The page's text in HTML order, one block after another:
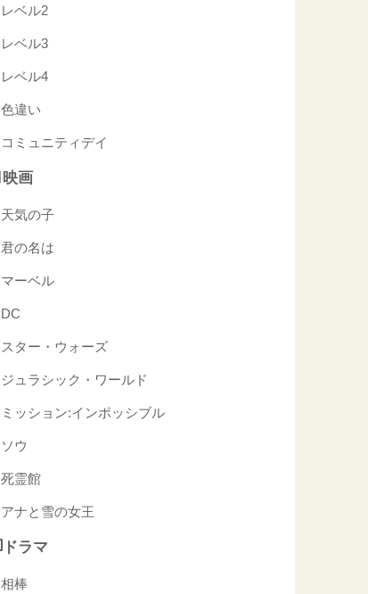
レベル2
レベル3
レベル4
色違い
コミュニティデイ
映画
天気の子
君の名は
マーベル
DC
スター・ウォーズ
ジュラシック・ワールド
ミッション:インポッシブル
ソウ
死霊館
アナと雪の女王
ドラマ
相棒